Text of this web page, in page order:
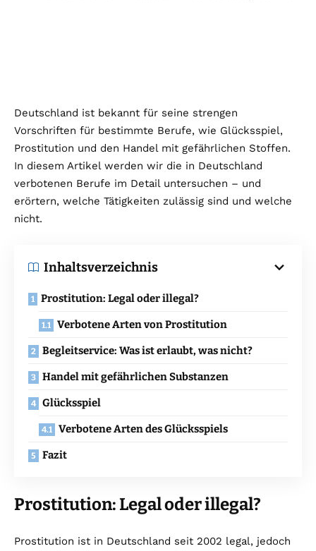
Deutschland ist bekannt für seine strengen
Vorschriften für bestimmte Berufe, wie Glücksspiel,
Prostitution und den Handel mit gefährlichen Stoffen.
In diesem Artikel werden wir die in Deutschland
verbotenen Berufe im Detail untersuchen – und
erörtern, welche Tätigkeiten zulässig sind und welche
nicht.
Inhaltsverzeichnis
Prostitution: Legal oder illegal?
Verbotene Arten von Prostitution
Begleitservice: Was ist erlaubt, was nicht?
Handel mit gefährlichen Substanzen
Glücksspiel
Verbotene Arten des Glücksspiels
Fazit
Prostitution: Legal oder illegal?
Prostitution ist in Deutschland seit 2002 legal, jedoch